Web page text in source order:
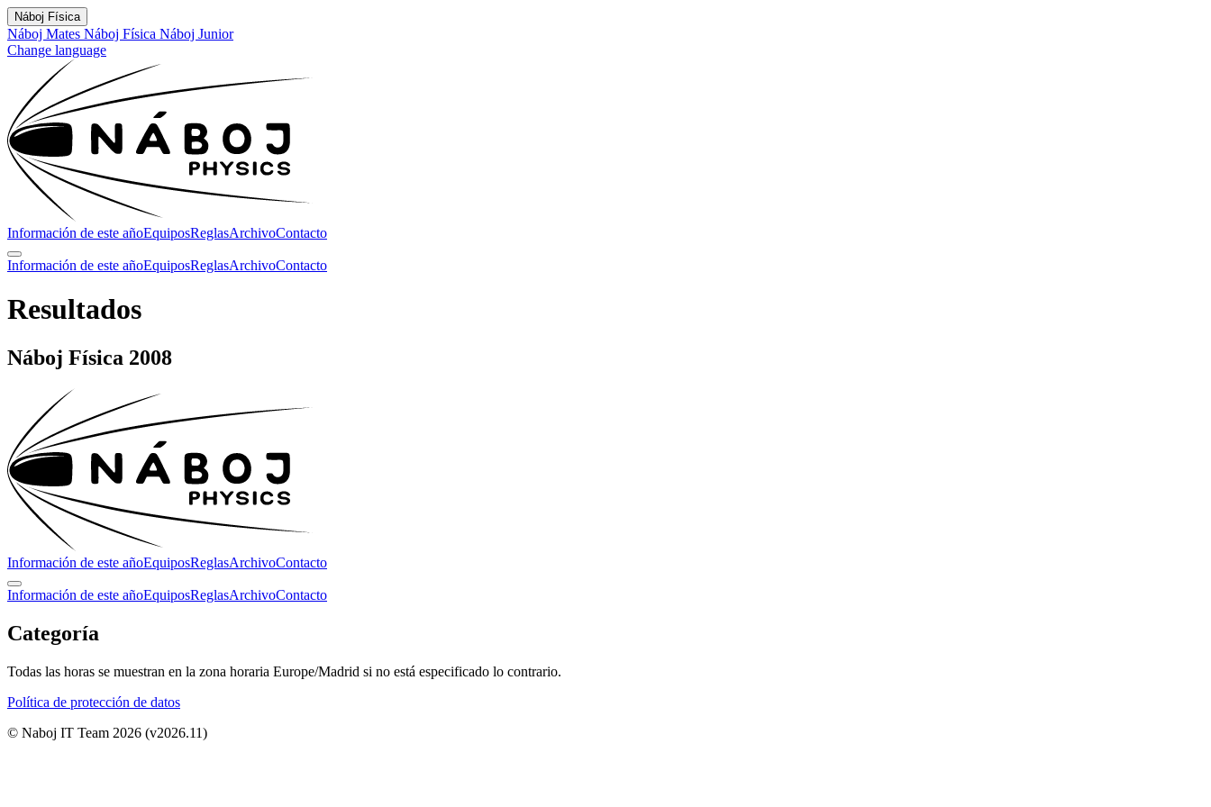
Náboj Física
Náboj Mates Náboj Física Náboj Junior
Change language
Información de este añoEquiposReglasArchivoContacto
Información de este añoEquiposReglasArchivoContacto
Resultados
Náboj Física 2008
Información de este añoEquiposReglasArchivoContacto
Información de este añoEquiposReglasArchivoContacto
Categoría
Todas las horas se muestran en la zona horaria Europe/Madrid si no está especificado lo contrario.
Política de protección de datos
© Naboj IT Team 2026 (v2026.11)